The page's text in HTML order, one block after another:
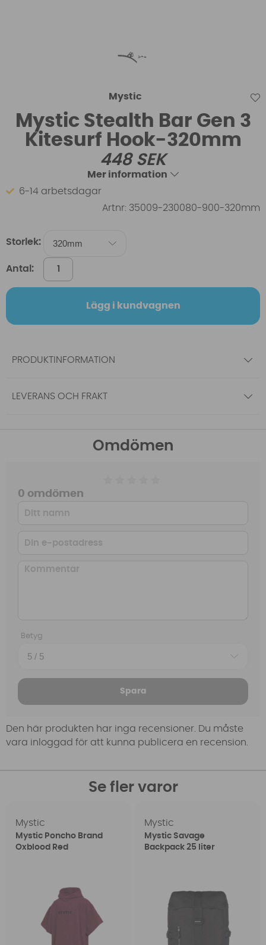
Mystic
Mystic Stealth Bar Gen 3
Kitesurf Hook-320mm
448SEK
Mer information
6-14 arbetsdagar
Artnr: 35009-230080-900-320mm
Storlek:
Antal:
Lägg i kundvagnen
PRODUKTINFORMATION
LEVERANS OCH FRAKT
Omdömen
0 omdömen
Betyg
Spara
Den här produkten har inga recensioner. Du måste
vara inloggad för att kunna publicera en recension.
Se fler varor
Mystic
Mystic Poncho Brand
Oxblood Red
Mystic
Mystic Savage
Backpack 25 liter